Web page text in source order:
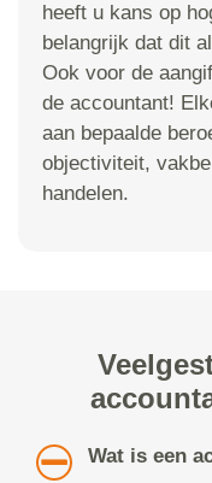
heeft u kans op
belangrijk dat dit
Ook voor de
de accountant!
aan bepaalde
objectiviteit,
handelen.
Wat is een